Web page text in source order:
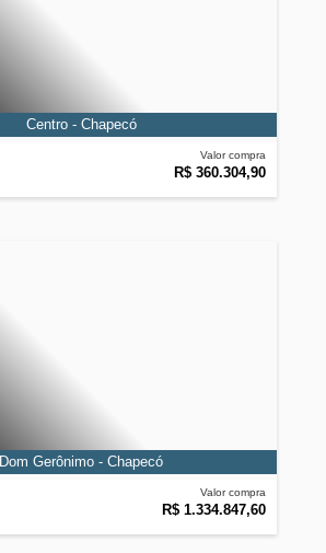
Valor compra
R$ 360.304,90
Centro - Chapecó
Valor compra
R$ 1.334.847,60
Dom Gerônimo - Chapecó